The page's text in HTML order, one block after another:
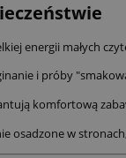
energii małych
i próby
komfortową
osadzone w